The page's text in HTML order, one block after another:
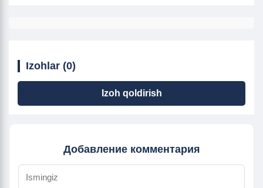
Izohlar (0)
Izoh qoldirish
Добавление комментария